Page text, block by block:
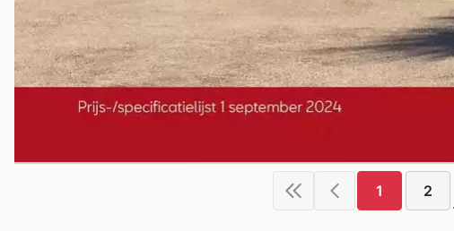
1 2